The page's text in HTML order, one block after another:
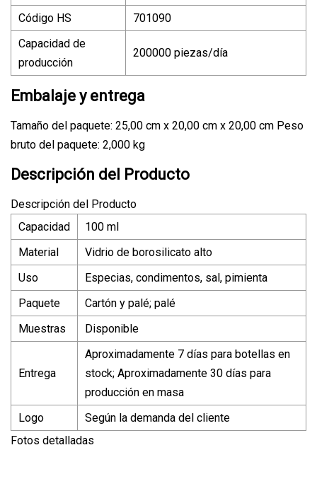
Código HS
701090
Capacidad de
producción
200000 piezas/día
Embalaje y entrega
Tamaño del paquete: 25,00 cm x 20,00 cm x 20,00 cm Peso
bruto del paquete: 2,000 kg
Descripción del Producto
Descripción del Producto
Capacidad
100 ml
Material
Vidrio de borosilicato alto
Uso
Especias, condimentos, sal, pimienta
Paquete
Cartón y palé; palé
Muestras
Disponible
Entrega
Aproximadamente 7 días para botellas en
stock; Aproximadamente 30 días para
producción en masa
Logo
Según la demanda del cliente
Fotos detalladas